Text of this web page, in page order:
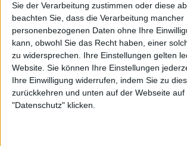
Sie der Verarbeitung zustimmen oder diese
beachten Sie, dass die Verarbeitung mancher
personenbezogenen Daten ohne Ihre
kann, obwohl Sie das Recht haben, einer
zu widersprechen. Ihre Einstellungen gelten
Website. Sie können Ihre Einstellungen
Ihre Einwilligung widerrufen, indem Sie zu
zurückkehren und unten auf der Webseite auf
"Datenschutz" klicken.
Es ist also schön zu sehen, dass
und mit was für einem Album. Ok, ich
neue Scheibe mit entsprechendem (Old-
noch ein Stück weit besser gefunden, aber
Comeback auch absolut gelungen. Zumal
Kritiker der Band derart starke Gigs, wie
„Way Of Darkness“-Festival, nicht mehr
„Cursed To Live“ ist ein herausragendes